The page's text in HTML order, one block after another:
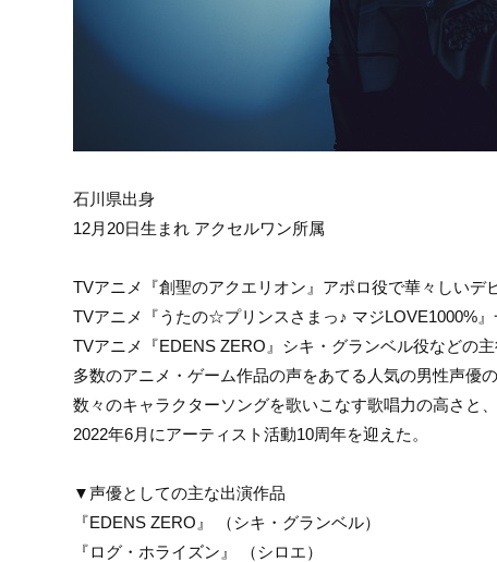
石川県出身
12月20日生まれ アクセルワン所属
TVアニメ『創聖のアクエリオン』アポロ役で華々しいデ
TVアニメ『うたの☆プリンスさまっ♪ マジLOVE1000%
TVアニメ『EDENS ZERO』シキ・グランベル役などの主
多数のアニメ・ゲーム作品の声をあてる人気の男性声優の
数々のキャラクターソングを歌いこなす歌唱力の高さと
2022年6月にアーティスト活動10周年を迎えた。
▼声優としての主な出演作品
『EDENS ZERO』 （シキ・グランベル）
『ログ・ホライズン』 （シロエ）